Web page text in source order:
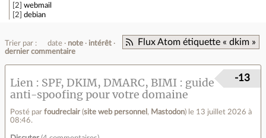
2
webmail
2
debian
Flux Atom étiquette « dkim »
Trier par : date note
intérêt
dernier commentaire
Lien
SPF, DKIM, DMARC, BIMI : guide
anti-spoofing pour votre domaine
Posté par foudreclair (site web personnel , Mastodon) le 13 juillet 2026 à
08:46.
-13